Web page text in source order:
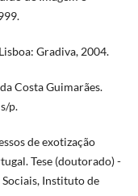
Lisboa: Gradiva, 2004.
Costa Guimarães.
p.
de exotização
Tese (doutorado) -
Instituto de